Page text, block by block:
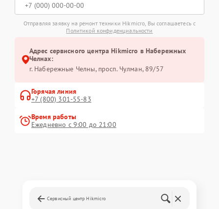
Отправляя заявку на ремонт техники Hikmicro, Вы соглашаетесь с
Политикой конфиденциальности
Адрес сервисного центра Hikmicro в Набережных
Челнах:
г. Набережные Челны, просп. Чулман, 89/57
Горячая линия
+7 (800) 301-55-83
Время работы
Ежедневно с 9:00 до 21:00
Сервисный центр Hikmicro